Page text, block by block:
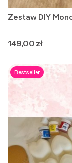
Zestaw DIY
Cena
149,00 zł
Bestseller